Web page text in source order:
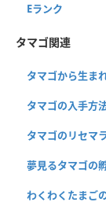
Eランク
タマゴ関連
タマゴから生ま
タマゴの入手方
タマゴのリセマ
夢見るタマゴの
わくわくたまご